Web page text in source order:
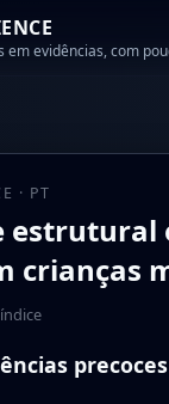
em evidências, com
· PT
estrutural
crianças